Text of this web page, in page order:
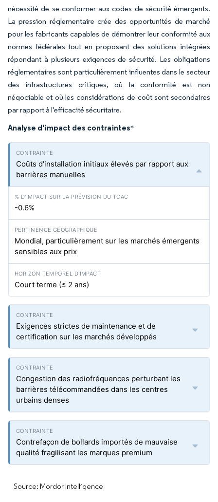
nécessité de se conformer aux codes de sécurité émergents.
La pression réglementaire crée des opportunités de marché
pour les fabricants capables de démontrer leur conformité aux
normes fédérales tout en proposant des solutions intégrées
répondant à plusieurs exigences de sécurité. Les obligations
réglementaires sont particulièrement influentes dans le secteur
des infrastructures critiques, où la conformité est non
négociable et où les considérations de coût sont secondaires
par rapport à l'efficacité sécuritaire.
Analyse d'impact des contraintes*
Coûts d'installation initiaux élevés par rapport aux
barrières manuelles
-0.6%
Mondial, particulièrement sur les marchés émergents
sensibles aux prix
Court terme (≤ 2 ans)
Exigences strictes de maintenance et de
certification sur les marchés développés
Congestion des radiofréquences perturbant les
barrières télécommandées dans les centres
urbains denses
Contrefaçon de bollards importés de mauvaise
qualité fragilisant les marques premium
Source: Mordor Intelligence